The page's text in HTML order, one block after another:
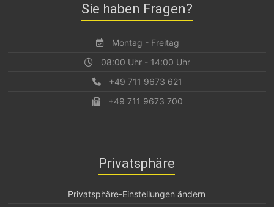
Sie haben Fragen?
Montag - Freitag
08:00 Uhr - 14:00 Uhr
+49 711 9673 621
+49 711 9673 700
Privatsphäre
Privatsphäre-Einstellungen ändern